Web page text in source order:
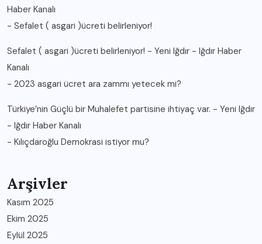
Haber Kanalı
- Sefalet ( asgari )ücreti belirleniyor!
Sefalet ( asgari )ücreti belirleniyor! - Yeni Iğdır - Iğdır Haber
Kanalı
- 2023 asgari ücret ara zammı yetecek mi?
Türkiye’nin Güçlü bir Muhalefet partisine ihtiyaç var. - Yeni Iğdır
- Iğdır Haber Kanalı
- Kılıçdaroğlu Demokrasi istiyor mu?
Arşivler
Kasım 2025
Ekim 2025
Eylül 2025